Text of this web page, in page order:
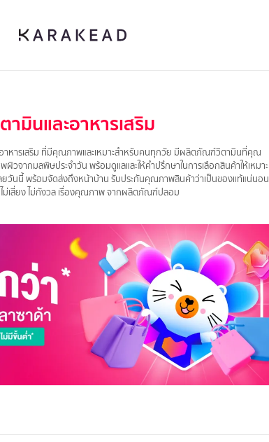
ามินและอาหารเสริม
อาหารเสริม ที่มีคุณภาพและเหมาะสำหรับคนทุกวัย มีผลิตภัณฑ์วิตามินที่คุณ
จากมลพิษประจำวัน พร้อมดูแลและให้คำปรึกษาในการเลือกสินค้าให้เหมาะ
ยวันนี้ พร้อมจัดส่งถึงหน้าบ้าน รับประกันคุณภาพสินค้าว่าเป็นของแท้แน่นอน
ไม่เสี่ยง ไม่กังวล เรื่องคุณภาพ จากผลิตภัณฑ์ปลอม